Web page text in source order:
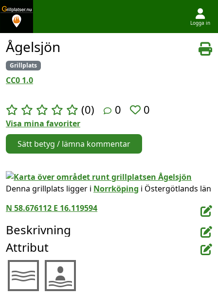
Hoppa till innehållet
Logga in
Ågelsjön
Grillplats
CC0 1.0
(0) 0 0
Visa mina favoriter
Sätt betyg / lämna kommentar
Denna grillplats ligger i Norrköping i Östergötlands län
N 58.676112 E 16.119594
Beskrivning
Attribut